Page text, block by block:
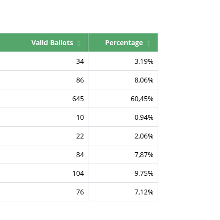
Valid Ballots
Percentage
34
3,19%
86
8,06%
645
60,45%
10
0,94%
22
2,06%
84
7,87%
104
9,75%
76
7,12%